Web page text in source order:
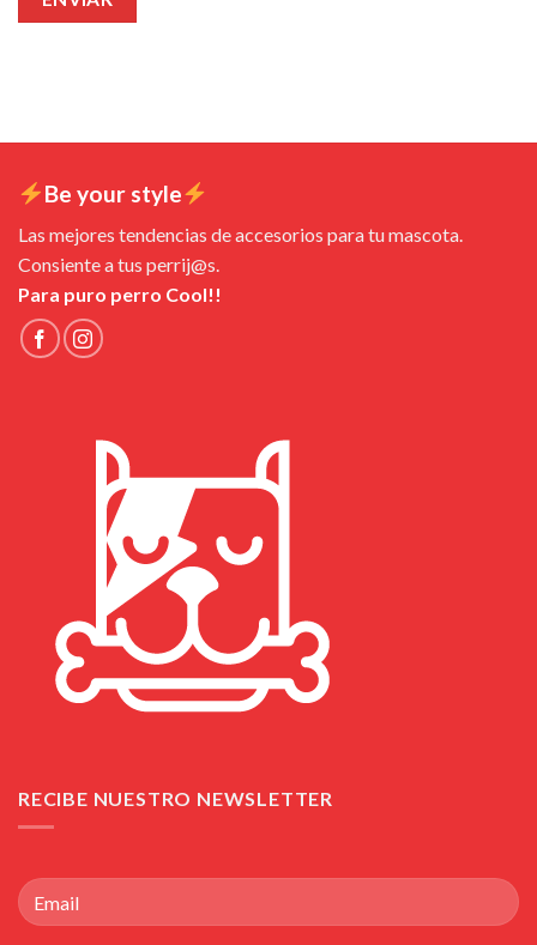
Be your style
Las mejores tendencias de accesorios para tu mascota.
Consiente a tus perrij@s.
Para puro perro Cool!!
RECIBE NUESTRO NEWSLETTER